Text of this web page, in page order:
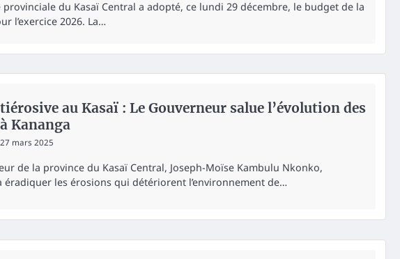
provinciale du Kasaï Central a adopté, ce lundi 29 décembre, le budget de la
l’exercice 2026. La…
au Kasaï : Le Gouverneur salue l’évolution des
Kananga
27 mars 2025
de la province du Kasaï Central, Joseph-Moïse Kambulu Nkonko,
éradiquer les érosions qui détériorent l’environnement de…